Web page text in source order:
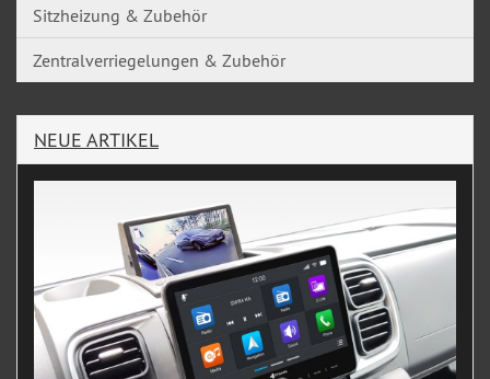
Sitzheizung & Zubehör
Zentralverriegelungen & Zubehör
NEUE ARTIKEL